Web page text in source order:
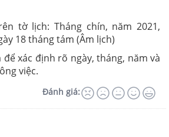
tờ lịch: Tháng chín, năm 2021,
18 tháng tám (Âm lịch)
để xác định rõ ngày, tháng, năm và
việc.
Đánh giá: